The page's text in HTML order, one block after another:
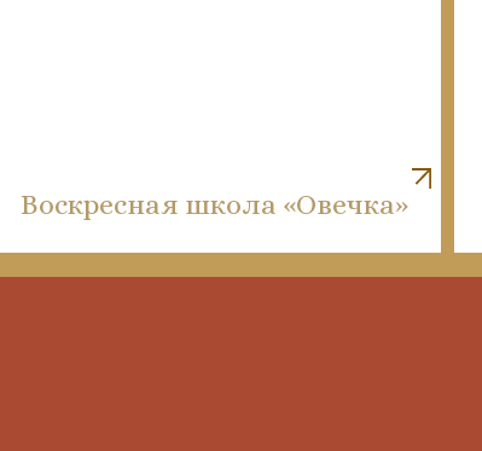
Воскресная школа «Овечка»